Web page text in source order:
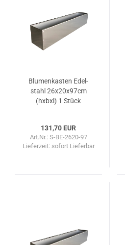
Blu­men­kas­ten Edel­
stahl 26x20x97cm
(hxbxl) 1 Stück
131,70 EUR
Art.Nr.: S-BE-2620-97
Lieferzeit: sofort Lieferbar